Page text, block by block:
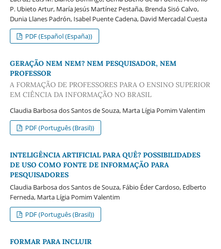
P. Ubieto Artur, María Jesús Martínez Pestaña, Brenda Sisó Calvo,
Dunia Llanes Padrón, Isabel Puente Cadena, David Mercadal Cuesta
PDF (Español (España))
GERAÇÃO NEM NEM? NEM PESQUISADOR, NEM
PROFESSOR
A FORMAÇÃO DE PROFESSORES PARA O ENSINO SUPERIOR
EM CIÊNCIA DA INFORMAÇÃO NO BRASIL
Claudia Barbosa dos Santos de Souza, Marta Lígia Pomim Valentim
PDF (Português (Brasil))
INTELIGÊNCIA ARTIFICIAL PARA QUÊ? POSSIBILIDADES
DE USO COMO FONTE DE INFORMAÇÃO PARA
PESQUISADORES
Claudia Barbosa dos Santos de Souza, Fábio Éder Cardoso, Edberto
Ferneda, Marta Lígia Pomim Valentim
PDF (Português (Brasil))
FORMAR PARA INCLUIR